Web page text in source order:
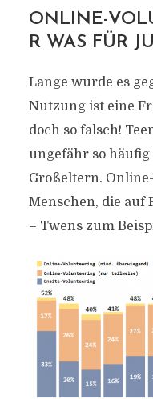
ONLINE-
R WAS FÜR
Lange wurde es
Nutzung ist eine
doch so falsch!
ungefähr so
Großeltern.
Menschen, die auf
– Twens zum